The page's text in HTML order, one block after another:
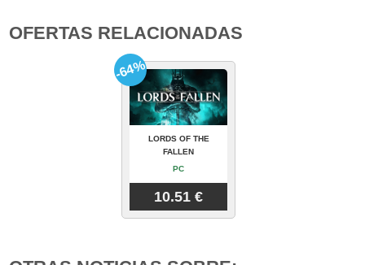
OFERTAS RELACIONADAS
LORDS OF THE
FALLEN
PC
10.51 €
-64%